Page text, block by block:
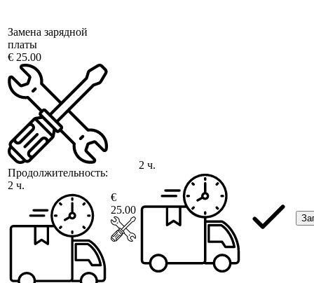
Замена зарядной
платы
€ 25.00
Продолжительность:
2 ч.
€
25.00
2 ч.